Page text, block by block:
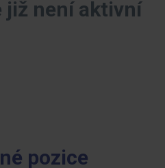
již není aktivní
pozice